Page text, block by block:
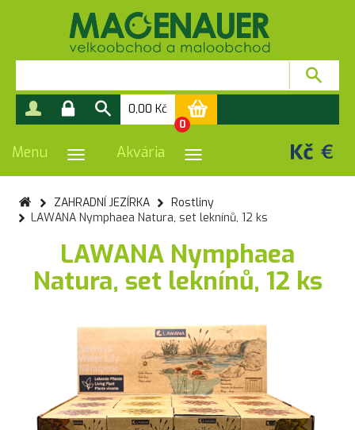
0,00 Kč
0
PŘEPNOUT NAVIGACI
Menu PŘEPNOUT NAVIGACI
Akvária
ZAHRADNÍ JEZÍRKA
Rostliny
LAWANA Nymphaea Natura, set leknínů, 12 ks
LAWANA Nymphaea
Natura, set leknínů, 12 ks